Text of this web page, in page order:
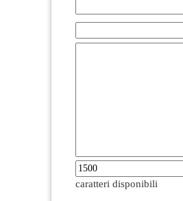
caratteri disponibili